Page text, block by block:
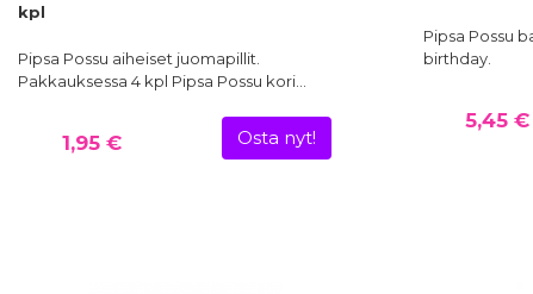
kpl
Pipsa Possu aiheiset juomapillit.
Pakkauksessa 4 kpl Pipsa Possu kori…
1,95 € Osta nyt!
Pipsa Possu
birthday.
5,45 €